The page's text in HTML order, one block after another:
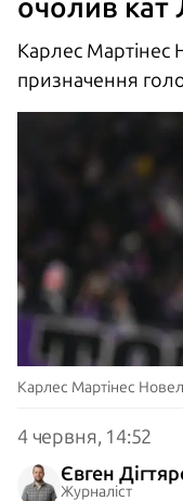
очолив кат
Карлес Мартінес
призначення
Карлес Мартінес
4 червня, 14:52
Євген
Журналіст